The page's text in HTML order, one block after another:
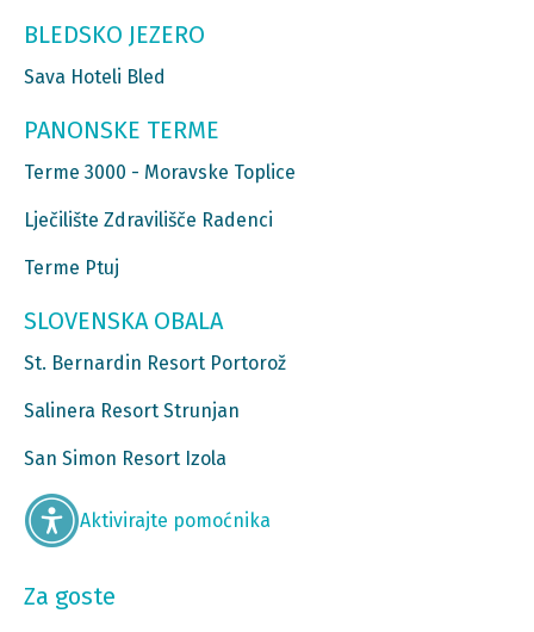
BLEDSKO JEZERO
Sava Hoteli Bled
PANONSKE TERME
Terme 3000 - Moravske Toplice
Lječilište Zdravilišče Radenci
Terme Ptuj
SLOVENSKA OBALA
St. Bernardin Resort Portorož
Salinera Resort Strunjan
San Simon Resort Izola
Aktivirajte pomoćnika
Za goste